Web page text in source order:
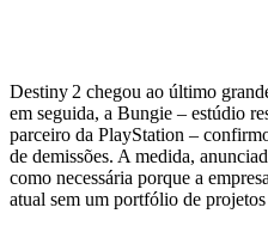
Destiny 2 chegou ao último
em seguida, a Bungie – estúdio
parceiro da PlayStation –
de demissões. A medida,
como necessária porque a
atual sem um portfólio de